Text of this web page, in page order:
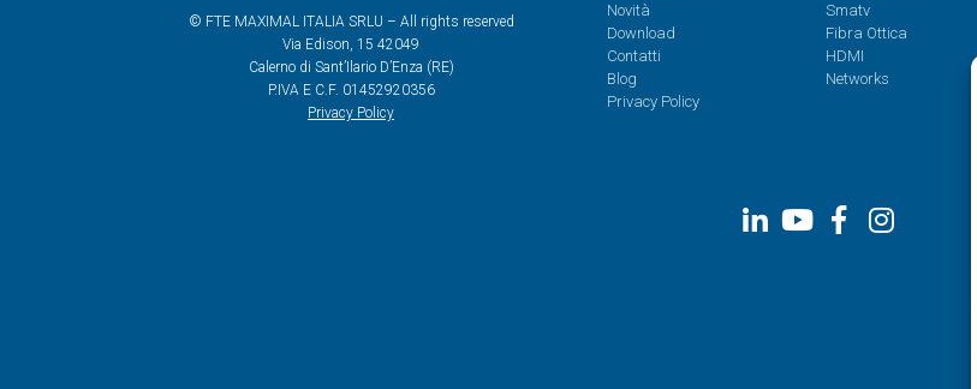
© FTE MAXIMAL ITALIA SRLU – All rights reserved
Via Edison, 15 42049
Calerno di Sant’Ilario D’Enza (RE)
P.IVA E C.F. 01452920356
Privacy Policy
Novità
Download
Contatti
Blog
Privacy Policy
Smatv
Fibra Ottica
HDMI
Networks